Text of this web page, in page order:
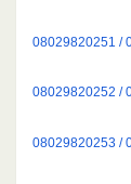
08029820251 /
08029820252 /
08029820253 /